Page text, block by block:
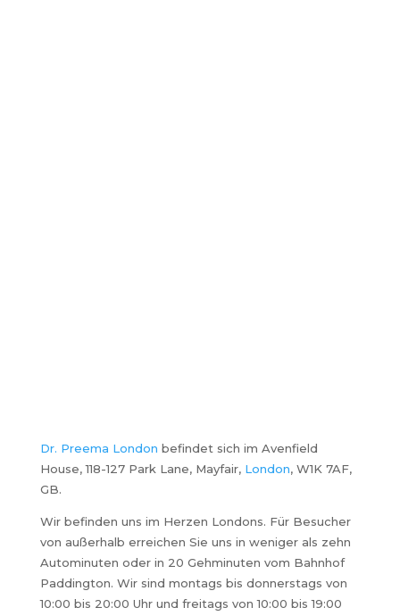
Dr. Preema London befindet sich im Avenfield
House, 118-127 Park Lane, Mayfair, London, W1K 7AF,
GB.
Wir befinden uns im Herzen Londons. Für Besucher
von außerhalb erreichen Sie uns in weniger als zehn
Autominuten oder in 20 Gehminuten vom Bahnhof
Paddington. Wir sind montags bis donnerstags von
10:00 bis 20:00 Uhr und freitags von 10:00 bis 19:00